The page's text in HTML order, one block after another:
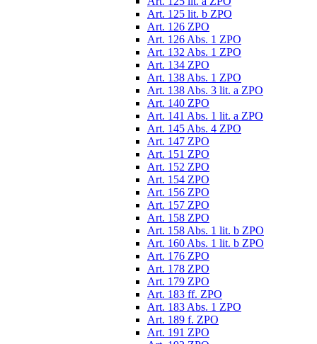
Art. 125 lit. b ZPO
Art. 126 ZPO
Art. 126 Abs. 1 ZPO
Art. 132 Abs. 1 ZPO
Art. 134 ZPO
Art. 138 Abs. 1 ZPO
Art. 138 Abs. 3 lit. a ZPO
Art. 140 ZPO
Art. 141 Abs. 1 lit. a ZPO
Art. 145 Abs. 4 ZPO
Art. 147 ZPO
Art. 151 ZPO
Art. 152 ZPO
Art. 154 ZPO
Art. 156 ZPO
Art. 157 ZPO
Art. 158 ZPO
Art. 158 Abs. 1 lit. b ZPO
Art. 160 Abs. 1 lit. b ZPO
Art. 176 ZPO
Art. 178 ZPO
Art. 179 ZPO
Art. 183 ff. ZPO
Art. 183 Abs. 1 ZPO
Art. 189 f. ZPO
Art. 191 ZPO